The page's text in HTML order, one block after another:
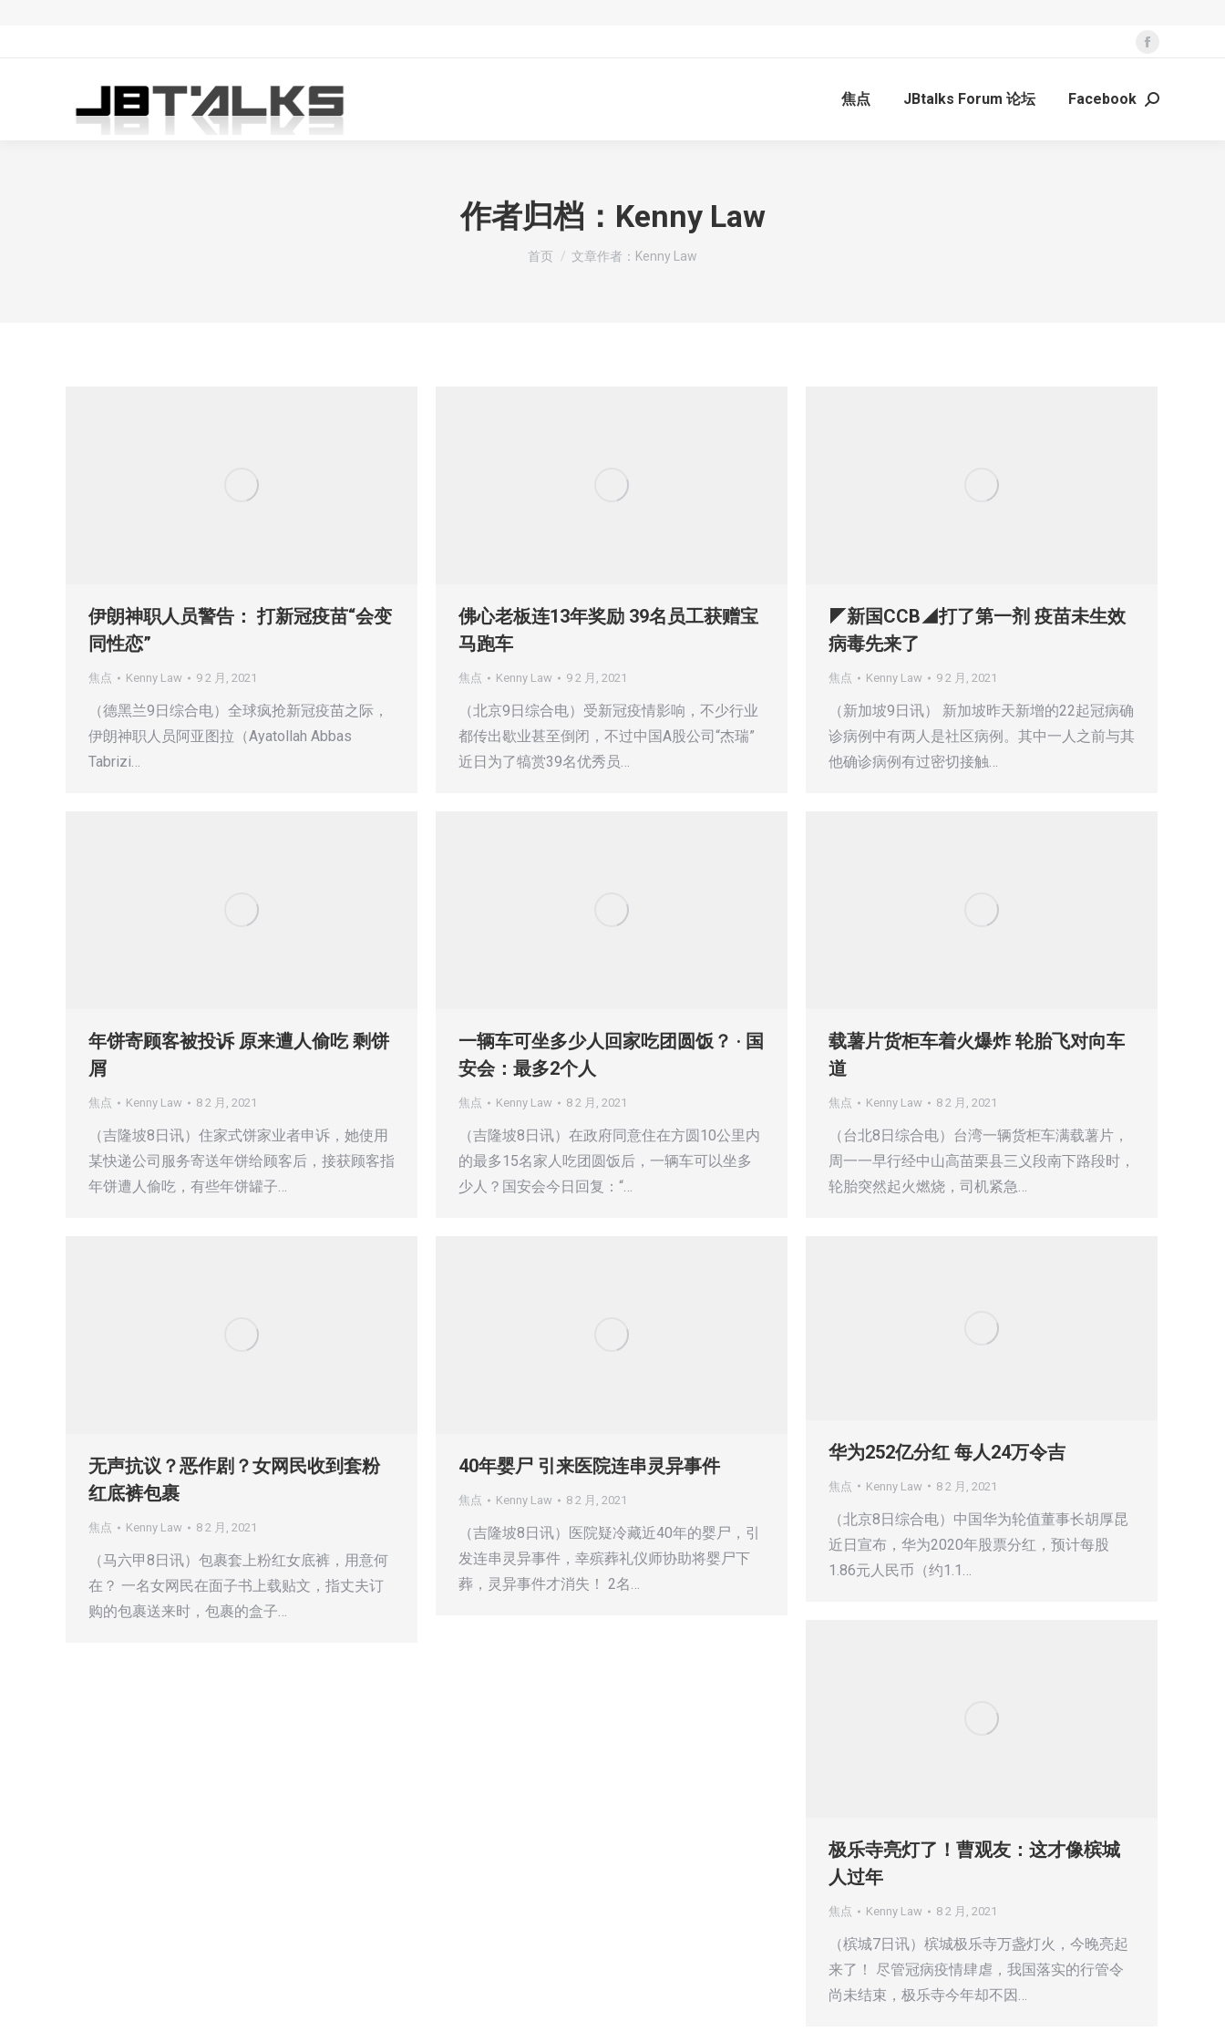
Facebook
opens
焦点 JBtalks Forum 论坛 Facebook Search:
作者归档： Kenny Law
您在这里：
首页 文章作者：Kenny Law
伊朗神职人员警告： 打新冠疫苗“会变
同性恋”
焦点 Kenny Law 9 2 月, 2021
（德黑兰9日综合电）全球疯抢新冠疫苗之际，
伊朗神职人员阿亚图拉（Ayatollah Abbas
Tabrizi…
佛心老板连13年奖励 39名员工获赠宝
马跑车
焦点 Kenny Law 9 2 月, 2021
（北京9日综合电）受新冠疫情影响，不少行业
都传出歇业甚至倒闭，不过中国A股公司“杰瑞”
近日为了犒赏39名优秀员…
◤新国CCB◢打了第一剂 疫苗未生效
病毒先来了
焦点 Kenny Law 9 2 月, 2021
（新加坡9日讯） 新加坡昨天新增的22起冠病确
诊病例中有两人是社区病例。其中一人之前与其
他确诊病例有过密切接触…
年饼寄顾客被投诉 原来遭人偷吃 剩饼
屑
焦点 Kenny Law 8 2 月, 2021
（吉隆坡8日讯）住家式饼家业者申诉，她使用
某快递公司服务寄送年饼给顾客后，接获顾客指
年饼遭人偷吃，有些年饼罐子…
一辆车可坐多少人回家吃团圆饭？ · 国
安会：最多2个人
焦点 Kenny Law 8 2 月, 2021
（吉隆坡8日讯）在政府同意住在方圆10公里内
的最多15名家人吃团圆饭后，一辆车可以坐多
少人？国安会今日回复：“…
载薯片货柜车着火爆炸 轮胎飞对向车
道
焦点 Kenny Law 8 2 月, 2021
（台北8日综合电）台湾一辆货柜车满载薯片，
周一一早行经中山高苗栗县三义段南下路段时，
轮胎突然起火燃烧，司机紧急…
无声抗议？恶作剧？女网民收到套粉
红底裤包裹
焦点 Kenny Law 8 2 月, 2021
（马六甲8日讯）包裹套上粉红女底裤，用意何
在？ 一名女网民在面子书上载贴文，指丈夫订
购的包裹送来时，包裹的盒子…
40年婴尸 引来医院连串灵异事件
焦点 Kenny Law 8 2 月, 2021
（吉隆坡8日讯）医院疑冷藏近40年的婴尸，引
发连串灵异事件，幸殡葬礼仪师协助将婴尸下
葬，灵异事件才消失！ 2名…
华为252亿分红 每人24万令吉
焦点 Kenny Law 8 2 月, 2021
（北京8日综合电）中国华为轮值董事长胡厚昆
近日宣布，华为2020年股票分红，预计每股
1.86元人民币（约1.1…
极乐寺亮灯了！曹观友：这才像槟城
人过年
焦点 Kenny Law 8 2 月, 2021
（槟城7日讯）槟城极乐寺万盏灯火，今晚亮起
来了！ 尽管冠病疫情肆虐，我国落实的行管令
尚未结束，极乐寺今年却不因…